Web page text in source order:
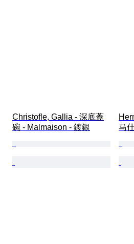
Christofle, Gallia - 深底蓋
碗 - Malmaison - 鍍銀
马